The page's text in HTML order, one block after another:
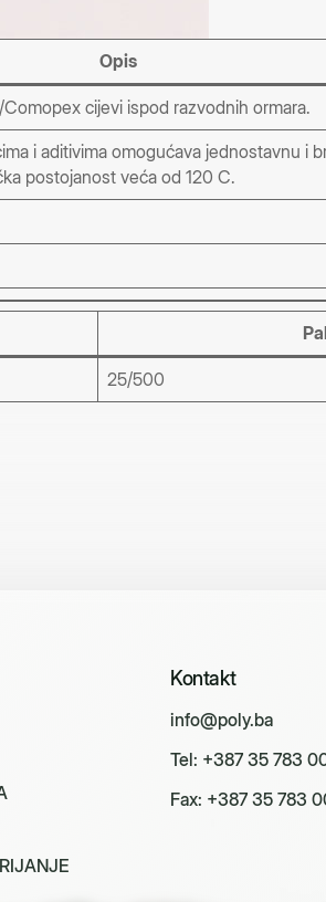
Opis
cijevi ispod razvodnih ormara.
i aditivima omogućava jednostavnu i
postojanost veća od 120 C.
25/500
RIJANJE
Kontakt
info@poly.ba
Tel: +387 35 783
Fax: +387 35 783